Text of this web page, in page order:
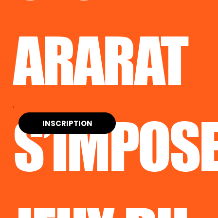
ARARAT
INSCRIPTION